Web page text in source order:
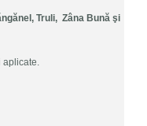
ngănel, Truli, Zâna Bună şi
aplicate.